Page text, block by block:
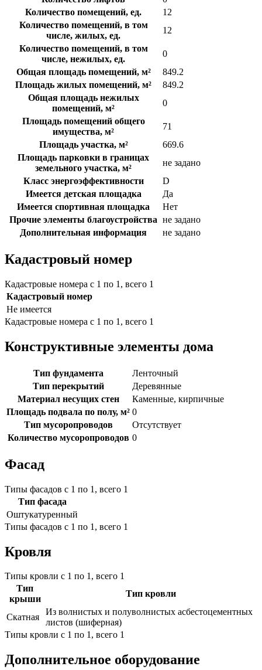
Количество помещений, ед.
12
Количество помещений, в том
числе, жилых, ед.
12
Количество помещений, в том
числе, нежилых, ед.
0
Общая площадь помещений, м²
849.2
Площадь жилых помещений, м²
849.2
Общая площадь нежилых
помещений, м²
0
Площадь помещений общего
имущества, м²
71
Площадь участка, м²
669.6
Площадь парковки в границах
земельного участка, м²
не задано
Класс энергоэффективности
D
Имеется детская площадка
Да
Имеется спортивная площадка
Нет
Прочие элементы благоустройства не задано
Дополнительная информация
не задано
Кадастровый номер
Кадастровые номера с 1 по 1, всего 1
Кадастровый номер
Не имеется
Кадастровые номера с 1 по 1, всего 1
Конструктивные элементы дома
Тип фундамента
Ленточный
Тип перекрытий
Деревянные
Материал несущих стен
Каменные, кирпичные
Площадь подвала по полу, м² 0
Тип мусоропроводов
Отсутствует
Количество мусоропроводов 0
Фасад
Типы фасадов с 1 по 1, всего 1
Тип фасада
Оштукатуренный
Типы фасадов с 1 по 1, всего 1
Кровля
Типы кровли с 1 по 1, всего 1
Тип
крыши
Тип кровли
Скатная
Из волнистых и полуволнистых асбестоцементных
листов (шиферная)
Типы кровли с 1 по 1, всего 1
Дополнительное оборудование